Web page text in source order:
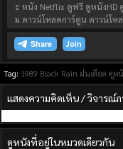
ะ หนัง Netflix ดูฟรี ดูหนังHD
ม ดาวน์โหลดการ์ตูน ดาวน์โห
Join
Tag: 1989 Black Rain ฝนเดือด ดูห
แสดงความคิดเห็น / วิจารณ์
ดูหนังที่อยู่ในหมวดเดียวกัน